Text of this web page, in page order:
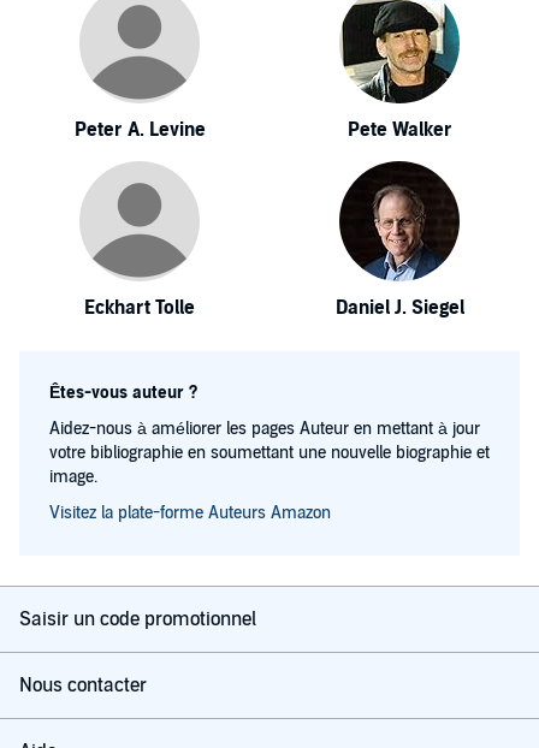
Peter A. Levine Pete Walker
Eckhart Tolle Daniel J. Siegel
Êtes-vous auteur ?
Aidez-nous à améliorer les pages Auteur en mettant à jour
votre bibliographie en soumettant une nouvelle biographie et
image.
Visitez la plate-forme Auteurs Amazon
Saisir un code promotionnel
Nous contacter